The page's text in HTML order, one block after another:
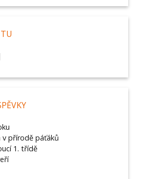
v přírodě páťáků
1. třídě